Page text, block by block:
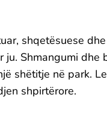
shqetësuese
Shmangumi dhe
shëtitje në park.
shpirtërore.